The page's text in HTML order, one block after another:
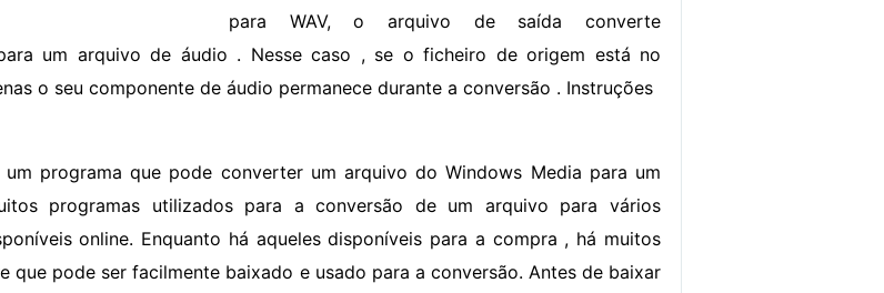
para WAV, o arquivo de saída converte
um arquivo de áudio . Nesse caso , se o ficheiro de origem está no
o seu componente de áudio permanece durante a conversão . Instruções
um programa que pode converter um arquivo do Windows Media para um
programas utilizados para a conversão de um arquivo para vários
online. Enquanto há aqueles disponíveis para a compra , há muitos
que pode ser facilmente baixado e usado para a conversão. Antes de baixar